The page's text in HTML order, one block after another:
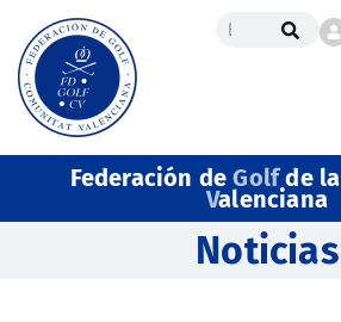
Federación deGolfde la
Valenciana
Noticias